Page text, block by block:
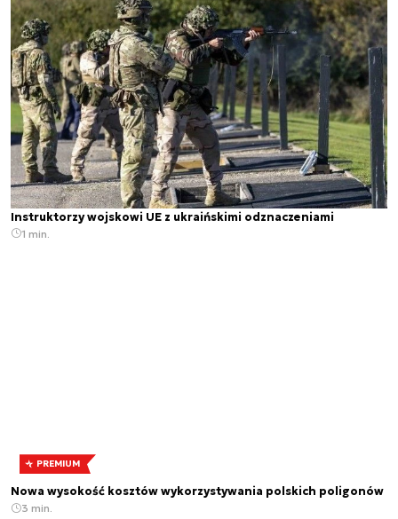
Instruktorzy wojskowi UE z ukraińskimi odznaczeniami
1 min.
PREMIUM
Nowa wysokość kosztów wykorzystywania polskich poligonów
3 min.